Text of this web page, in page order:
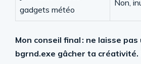
gadgets météo
Non,
Mon conseil final : ne laisse
bgrnd.exe gâcher ta créativité.